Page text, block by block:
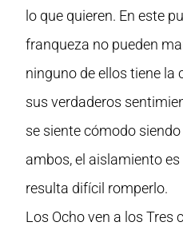
lo que quieren. En este
franqueza no pueden
ninguno de ellos tiene la
sus verdaderos
se siente cómodo
ambos, el aislamiento
resulta difícil romperlo.
Los Ocho ven a los Tres